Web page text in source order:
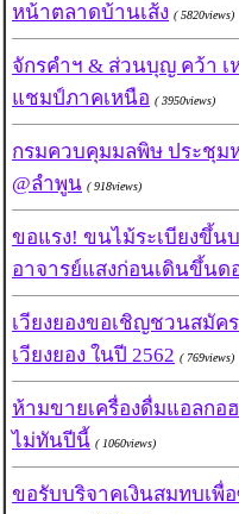
หน้าตลาดบ้านเส้ง ( 5820views)
จักรคำฯ & ส่วนบุญ คว้า เ
แชมป์ภาคเหนือ ( 3950views)
กรมควบคุมมลพิษ ประชุม
@ลำพูน ( 918views)
ขอแรง! ขนไม้ระเบียงขึ้น
อาจารย์แสงก่อนเดินขึ้นด
เวียงยองขอเชิญชวนสมัค
เวียงยอง ในปี 2562 ( 769views)
ห้ามขายเครื่องดื่มแอลกอ
ไม่ทันปีนี้ ( 1060views)
ขอรับบริจาคเงินสมทบเพื่